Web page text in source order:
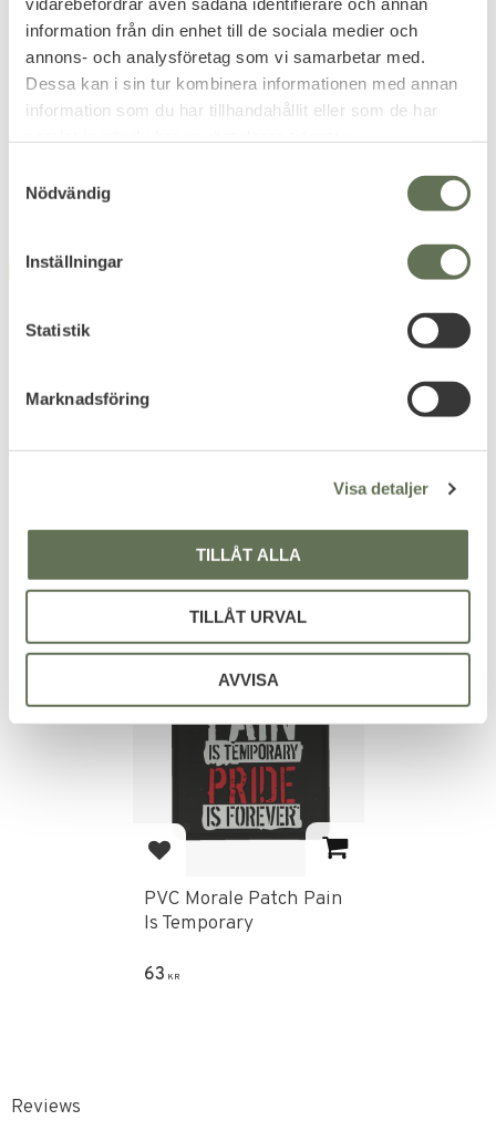
information från din enhet till de sociala medier och
annons- och analysföretag som vi samarbetar med.
Dessa kan i sin tur kombinera informationen med annan
information som du har tillhandahållit eller som de har
Nödvändig
Inställningar
Statistik
Marknadsföring
Visa detaljer
TILLÅT ALLA
TILLÅT URVAL
AVVISA
Reviews
Add to favorites
Maxpedition Morale
Patch Cold Dead Hands
71KR
Add to favorites
Caduceus märke
Maxpedition
63KR
Add to favorites
FAVORITE
Add to favorites
Patch PVC Sniper
55 KR
Add to favorites
PVC Morale Patch Pain
Is Temporary
63 KR